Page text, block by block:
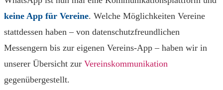
keine App für Vereine. Welche Möglichkeiten Vereine
stattdessen haben – von datenschutzfreundlichen
Messengern bis zur eigenen Vereins-App – haben wir in
unserer Übersicht zur Vereinskommunikation
gegenübergestellt.